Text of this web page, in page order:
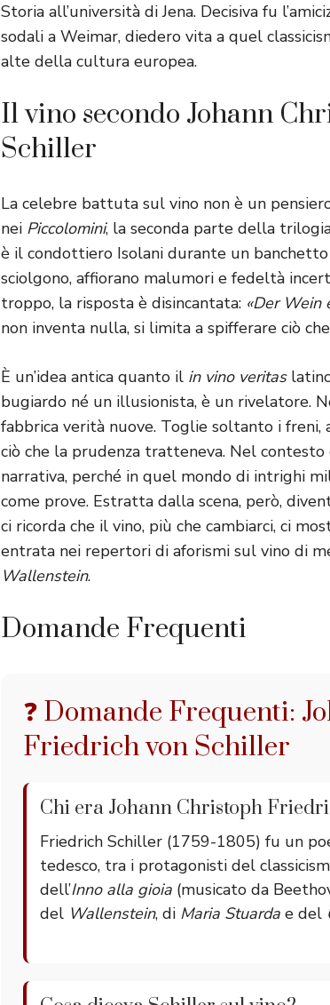
Storia all’università di Jena. Decisiva fu
sodali a Weimar, diedero vita a quel
alte della cultura europea.
Il vino secondo Johann
Schiller
La celebre battuta sul vino non è un
nei Piccolomini, la seconda parte della
è il condottiero Isolani durante un
sciolgono, affiorano malumori e fedeltà
troppo, la risposta è disincantata: «Der Wein
non inventa nulla, si limita a spifferare ciò
È un’idea antica quanto il in vino veritas
bugiardo né un illusionista, è un rivelatore.
fabbrica verità nuove. Toglie soltanto i freni,
ciò che la prudenza tratteneva. Nel
narrativa, perché in quel mondo di intrighi
come prove. Estratta dalla scena, però,
ci ricorda che il vino, più che cambiarci, ci
entrata nei repertori di aforismi sul vino di
Wallenstein.
Domande Frequenti
❓ Domande Frequenti:
Friedrich von Schiller
Chi era Johann Christoph
Friedrich Schiller (1759-1805) fu un
tedesco, tra i protagonisti del
dell’Inno alla gioia (musicato da
del Wallenstein, di Maria Stuarda e del